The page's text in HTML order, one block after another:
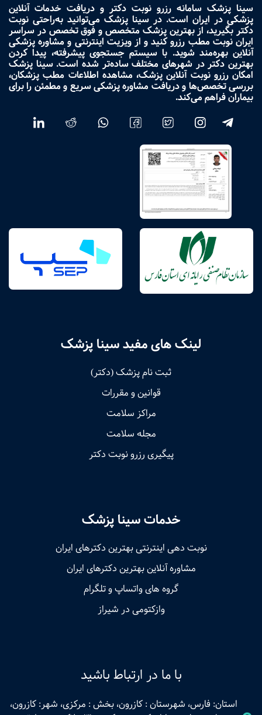
سینا پزشک سامانه رزرو نوبت دکتر و دریافت خدمات آنلاین
پزشکی در ایران است. در سینا پزشک می‌توانید به‌راحتی نوبت
دکتر بگیرید، از بهترین پزشک متخصص و فوق تخصص در سراسر
ایران نوبت مطب رزرو کنید و از ویزیت اینترنتی و مشاوره پزشکی
آنلاین بهره‌مند شوید. با سیستم جستجوی پیشرفته، پیدا کردن
بهترین دکتر در شهرهای مختلف ساده‌تر شده است. سینا پزشک
امکان رزرو نوبت آنلاین پزشک، مشاهده اطلاعات مطب پزشکان،
بررسی تخصص‌ها و دریافت مشاوره پزشکی سریع و مطمئن را برای
بیماران فراهم می‌کند.
لینک های مفید سینا پزشک
ثبت نام پزشک (دکتر)
قوانین و مقررات
مراکز سلامت
مجله سلامت
پیگیری رزرو نوبت دکتر
خدمات سینا پزشک
نوبت‌ دهی اینترنتی بهترین دکترهای ایران
مشاوره آنلاین بهترین دکترهای ایران
گروه های واتساپ و تلگرام
وازکتومی در شیراز
با ما در ارتباط باشید
استان: فارس، شهرستان : کازرون، بخش : مرکزی، شهر: کازرون،